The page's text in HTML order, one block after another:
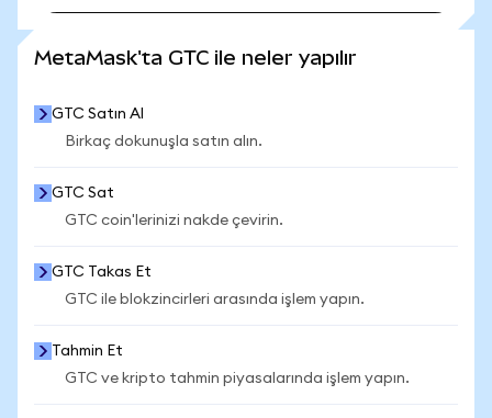
MetaMask'ta GTC ile neler yapılır
GTC Satın Al
Birkaç dokunuşla satın alın.
GTC Sat
GTC coin'lerinizi nakde çevirin.
GTC Takas Et
GTC ile blokzincirleri arasında işlem yapın.
Tahmin Et
GTC ve kripto tahmin piyasalarında işlem yapın.